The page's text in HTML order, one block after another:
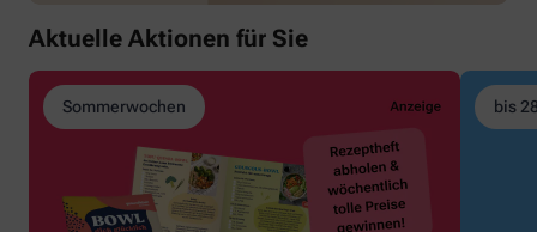
Aktuelle Aktionen für Sie
Sommerwochen bis